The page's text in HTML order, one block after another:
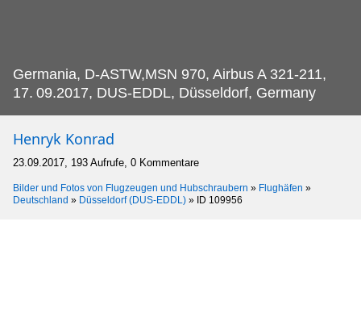
Germania, D-ASTW,MSN 970, Airbus A 321-211,
17. 09.2017, DUS-EDDL, Düsseldorf, Germany
Henryk Konrad
23.09.2017, 193 Aufrufe, 0 Kommentare
Bilder und Fotos von Flugzeugen und Hubschraubern » Flughäfen »
Deutschland » Düsseldorf (DUS-EDDL) » ID 109956